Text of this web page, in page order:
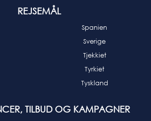
REJSEMÅL
Spanien
Sverige
Tjekkiet
Tyrkiet
Tyskland
TILBUD OG KAMPAGNER